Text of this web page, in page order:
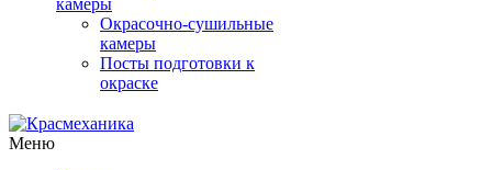
камеры
Окрасочно-сушильные
камеры
Посты подготовки к
окраске
Меню